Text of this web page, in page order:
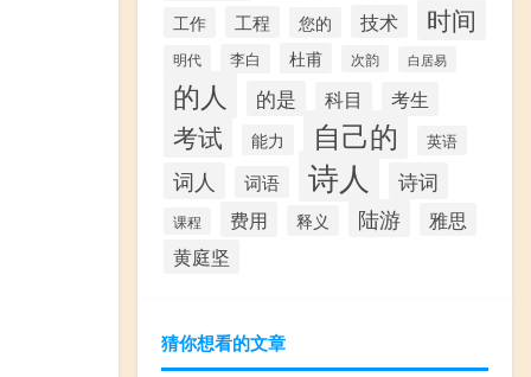
工作 工程 您的 技术 时间
明代 李白 杜甫 次韵 白居易
的人 的是 科目 考生
考试 能力 自己的 英语
词人 词语 诗人 诗词
课程 费用 释义 陆游 雅思
黄庭坚
猜你想看的文章